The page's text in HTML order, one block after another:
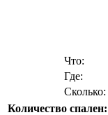
Что:
Где:
Сколько:
Количество спален: